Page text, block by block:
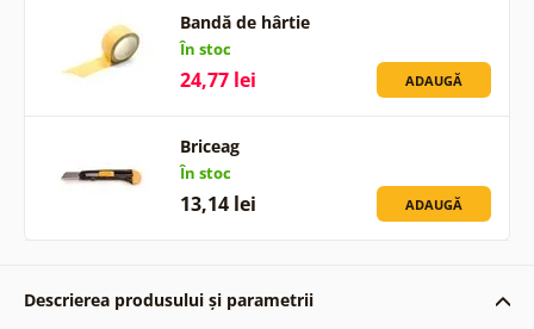
Bandă de hârtie
În stoc
24,77 lei ADAUGĂ
Briceag
În stoc
13,14 lei ADAUGĂ
Descrierea produsului și parametrii